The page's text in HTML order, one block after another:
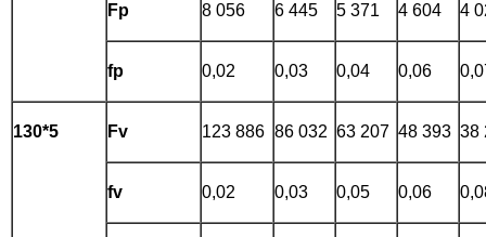
Fp 8 056 6 445 5 371 4 604 4
fp 0,02 0,03 0,04 0,06
130*5 Fv 123 886 86 032 63 207 48 393 38
fv 0,02 0,03 0,05 0,06